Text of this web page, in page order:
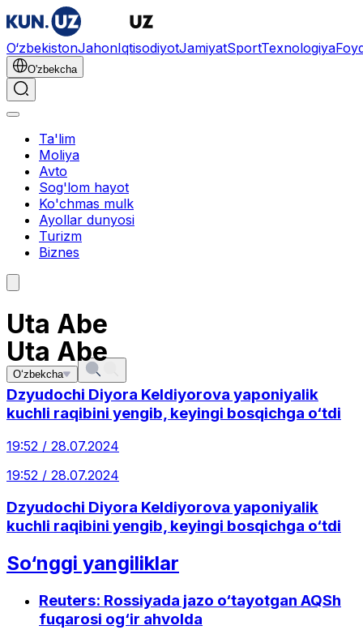
O‘zbekistonJahonIqtisodiyotJamiyatSportTexnologiya
O'zbekcha
Ta'lim
Moliya
Avto
Sog'lom hayot
Ko'chmas mulk
Ayollar dunyosi
Turizm
Biznes
Uta Abe
O‘zbekcha
Uta Abe
Dzyudochi Diyora Keldiyorova yaponiyalik
kuchli raqibini yengib, keyingi bosqichga o‘tdi
19:52 / 28.07.2024
19:52 / 28.07.2024
Dzyudochi Diyora Keldiyorova yaponiyalik
kuchli raqibini yengib, keyingi bosqichga o‘tdi
So‘nggi yangiliklar
Reuters: Rossiyada jazo o‘tayotgan AQSh
fuqarosi og‘ir ahvolda